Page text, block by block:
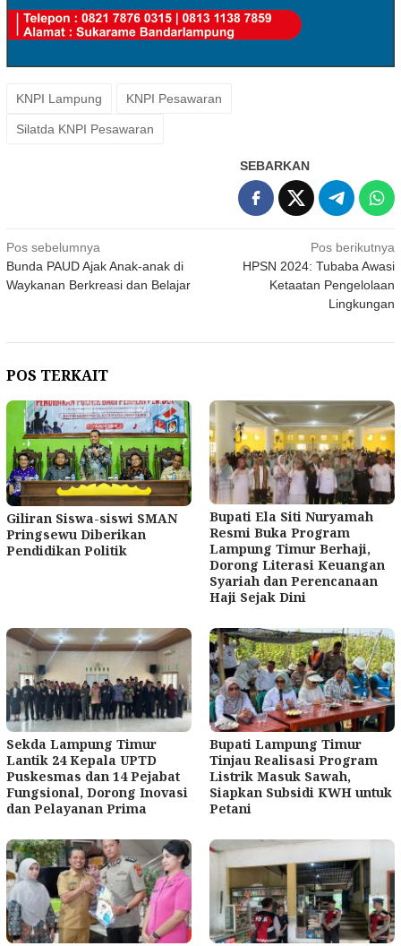
KNPI Lampung KNPI Pesawaran
Silatda KNPI Pesawaran
SEBARKAN
Navigasi
pos
Pos sebelumnya
Bunda PAUD Ajak Anak-anak di
Waykanan Berkreasi dan Belajar
Pos berikutnya
HPSN 2024: Tubaba Awasi
Ketaatan Pengelolaan
Lingkungan
POS TERKAIT
Giliran Siswa-siswi SMAN
Pringsewu Diberikan
Pendidikan Politik
Bupati Ela Siti Nuryamah
Resmi Buka Program
Lampung Timur Berhaji,
Dorong Literasi Keuangan
Syariah dan Perencanaan
Haji Sejak Dini
Sekda Lampung Timur
Lantik 24 Kepala UPTD
Puskesmas dan 14 Pejabat
Fungsional, Dorong Inovasi
dan Pelayanan Prima
Bupati Lampung Timur
Tinjau Realisasi Program
Listrik Masuk Sawah,
Siapkan Subsidi KWH untuk
Petani